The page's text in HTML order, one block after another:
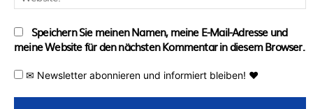
Speichern Sie meinen Namen, meine E-Mail-Adresse und
meine Website für den nächsten Kommentar in diesem Browser.
✉ Newsletter abonnieren und informiert bleiben! ♥